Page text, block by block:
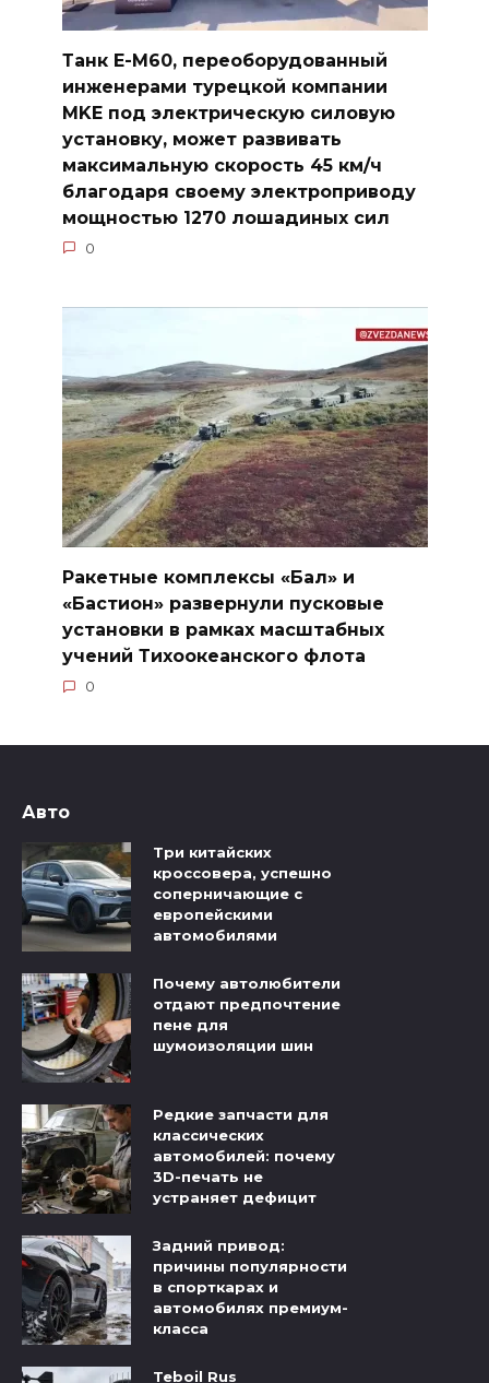
Танк E-M60, переоборудованный
инженерами турецкой компании
MKE под электрическую силовую
установку, может развивать
максимальную скорость 45 км/ч
благодаря своему электроприводу
мощностью 1270 лошадиных сил
0
Ракетные комплексы «Бал» и
«Бастион» развернули пусковые
установки в рамках масштабных
учений Тихоокеанского флота
0
Авто
Три китайских
кроссовера, успешно
соперничающие с
европейскими
автомобилями
Почему автолюбители
отдают предпочтение
пене для
шумоизоляции шин
Редкие запчасти для
классических
автомобилей: почему
3D-печать не
устраняет дефицит
Задний привод:
причины популярности
в спорткарах и
автомобилях премиум-
класса
Teboil Rus